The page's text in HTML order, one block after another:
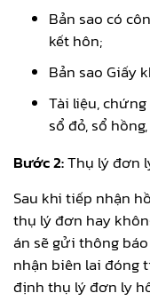
Bản sao có
kết hôn;
Bản sao Giấy
Tài liệu,
sổ đỏ, sổ
Bước 2:Thụ lý đơn
Sau khi tiếp nhận
thụ lý đơn hay
án sẽ gửi thông
nhận biên lai đóng
định thụ lý đơn ly